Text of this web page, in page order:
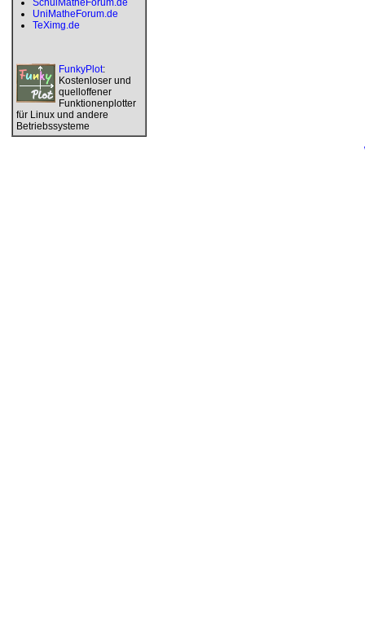
SchulMatheForum.de
UniMatheForum.de
TeXimg.de
FunkyPlot:
Kostenloser und
quelloffener
Funktionenplotter
für Linux und andere
Betriebssysteme